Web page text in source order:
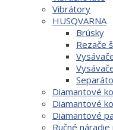
Vibrátory
HUSQVARNA
Brúsky
Rezače
Diamantové
Diamantové
Diamantové
Ručné